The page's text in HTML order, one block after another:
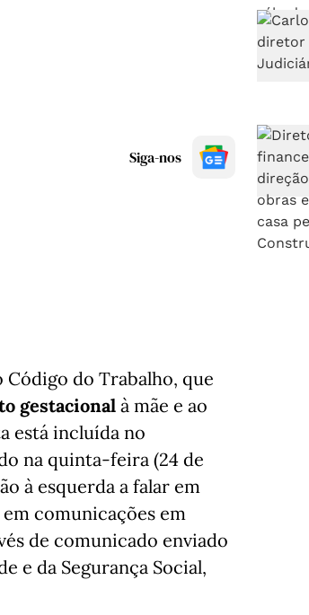
Siga-nos
do Trabalho, que
gestacional à mãe e ao
está incluída no
na quinta-feira (24 de
à esquerda a falar em
comunicações em
de comunicado enviado
e da Segurança Social,